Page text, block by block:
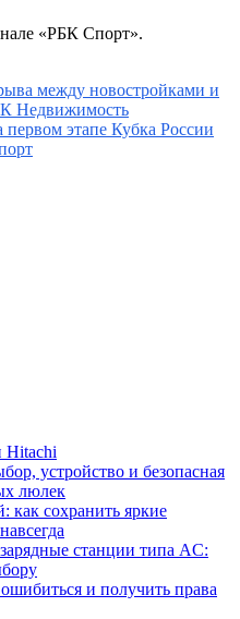
«РБК Спорт».
между новостройками и
Недвижимость
этапе Кубка России
Hitachi
устройство и безопасная
люлек
как сохранить яркие
станции типа AC:
и получить права